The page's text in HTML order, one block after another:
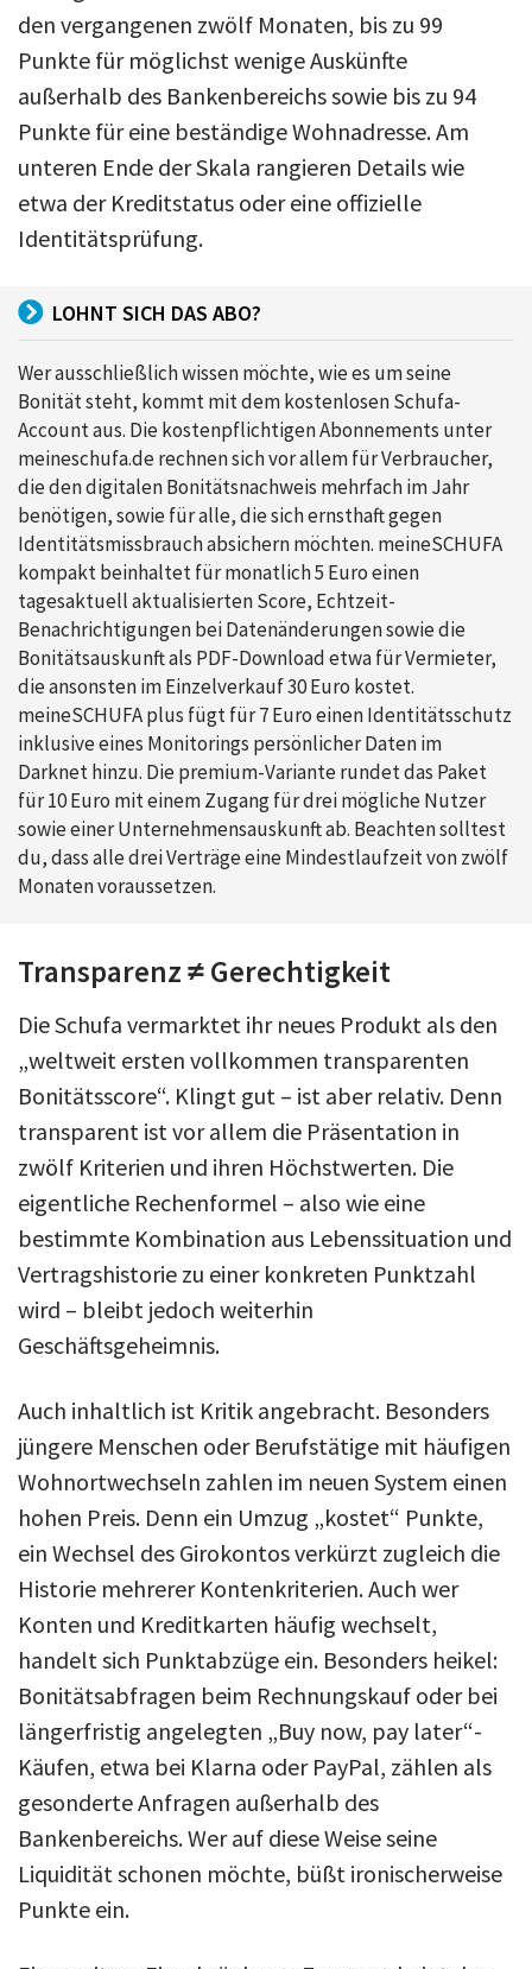
den vergangenen zwölf Monaten, bis zu 99
Punkte für möglichst wenige Auskünfte
außerhalb des Bankenbereichs sowie bis zu 94
Punkte für eine beständige Wohnadresse. Am
unteren Ende der Skala rangieren Details wie
etwa der Kreditstatus oder eine offizielle
Identitätsprüfung.
LOHNT SICH DAS ABO?
Wer ausschließlich wissen möchte, wie es um seine
Bonität steht, kommt mit dem kostenlosen Schufa-
Account aus. Die kostenpflichtigen Abonnements unter
meineschufa.de rechnen sich vor allem für Verbraucher,
die den digitalen Bonitätsnachweis mehrfach im Jahr
benötigen, sowie für alle, die sich ernsthaft gegen
Identitätsmissbrauch absichern möchten. meineSCHUFA
kompakt beinhaltet für monatlich 5 Euro einen
tagesaktuell aktualisierten Score, Echtzeit-
Benachrichtigungen bei Datenänderungen sowie die
Bonitätsauskunft als PDF-Download etwa für Vermieter,
die ansonsten im Einzelverkauf 30 Euro kostet.
meineSCHUFA plus fügt für 7 Euro einen Identitätsschutz
inklusive eines Monitorings persönlicher Daten im
Darknet hinzu. Die premium-Variante rundet das Paket
für 10 Euro mit einem Zugang für drei mögliche Nutzer
sowie einer Unternehmensauskunft ab. Beachten solltest
du, dass alle drei Verträge eine Mindestlaufzeit von zwölf
Monaten voraussetzen.
Transparenz ≠ Gerechtigkeit
Die Schufa vermarktet ihr neues Produkt als den
„weltweit ersten vollkommen transparenten
Bonitätsscore“. Klingt gut – ist aber relativ. Denn
transparent ist vor allem die Präsentation in
zwölf Kriterien und ihren Höchstwerten. Die
eigentliche Rechenformel – also wie eine
bestimmte Kombination aus Lebenssituation und
Vertragshistorie zu einer konkreten Punktzahl
wird – bleibt jedoch weiterhin
Geschäftsgeheimnis.
Auch inhaltlich ist Kritik angebracht. Besonders
jüngere Menschen oder Berufstätige mit häufigen
Wohnortwechseln zahlen im neuen System einen
hohen Preis. Denn ein Umzug „kostet“ Punkte,
ein Wechsel des Girokontos verkürzt zugleich die
Historie mehrerer Kontenkriterien. Auch wer
Konten und Kreditkarten häufig wechselt,
handelt sich Punktabzüge ein. Besonders heikel:
Bonitätsabfragen beim Rechnungskauf oder bei
längerfristig angelegten „Buy now, pay later“-
Käufen, etwa bei Klarna oder PayPal, zählen als
gesonderte Anfragen außerhalb des
Bankenbereichs. Wer auf diese Weise seine
Liquidität schonen möchte, büßt ironischerweise
Punkte ein.